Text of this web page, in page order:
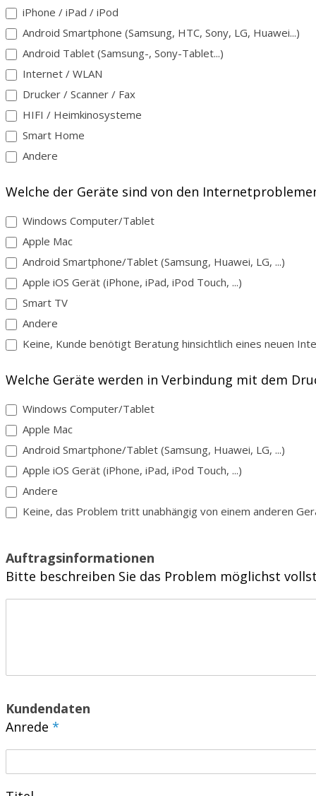
iPhone / iPad / iPod
Android Smartphone (Samsung, HTC, Sony, LG, Huawei...)
Android Tablet (Samsung-, Sony-Tablet...)
Internet / WLAN
Drucker / Scanner / Fax
HIFI / Heimkinosysteme
Smart Home
Andere
Welche der Geräte sind von den
Windows Computer/Tablet
Apple Mac
Android Smartphone/Tablet (Samsung, Huawei, LG, ...)
Apple iOS Gerät (iPhone, iPad, iPod Touch, ...)
Smart TV
Andere
Andere
Keine, Kunde benötigt Beratung hinsichtlich eines neuen
Welche Geräte werden in Verbindung mit dem
Windows Computer/Tablet
Apple Mac
Android Smartphone/Tablet (Samsung, Huawei, LG, ...)
Apple iOS Gerät (iPhone, iPad, iPod Touch, ...)
Andere
Andere
Keine, das Problem tritt unabhängig von einem anderen
Auftragsinformationen
Bitte beschreiben Sie das Problem möglichst
Kundendaten
Anrede *